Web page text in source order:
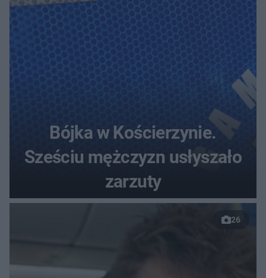
Bójka w Kościerzynie.
Sześciu mężczyzn usłyszało
zarzuty
26